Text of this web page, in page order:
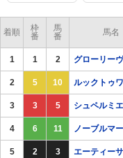
着順
枠
番
馬
番
馬名
1 1 2 グローリー
2 5 10 ルックトゥ
3 3 5 シュペルミ
4 6 11 ノーブルマ
5 2 3 エーティー